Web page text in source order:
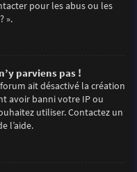
pour les abus ou les
».
parviens pas !
ait désactivé la création
avoir banni votre IP ou
utiliser. Contactez un
l’aide.